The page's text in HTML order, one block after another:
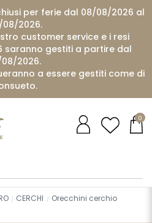
per ferie dal 08/08/2026 al
2026.
customer service e i resi
saranno gestiti a partire dal
08/2026.
a essere gestiti come di
0
CERCHI
Orecchini cerchio